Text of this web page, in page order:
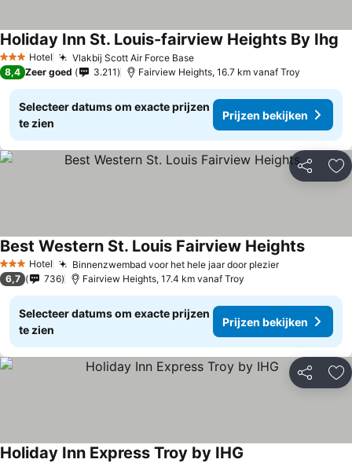
3 SterrenHotel Vlakbij Scott Air Force Base
Holiday Inn St. Louis-fairview Heights By Ihg
8,4 Zeer goed 3.211 Fairview Heights, 16.7 km vanaf Troy
Selecteer datums om exacte prijzen
te zien
Prijzen bekijken
Delen
3 SterrenHotel Binnenzwembad voor het hele jaar door plezier
Best Western St. Louis Fairview Heights
6,7 736 Fairview Heights, 17.4 km vanaf Troy
Selecteer datums om exacte prijzen
te zien
Prijzen bekijken
Delen
Holiday Inn Express Troy by IHG